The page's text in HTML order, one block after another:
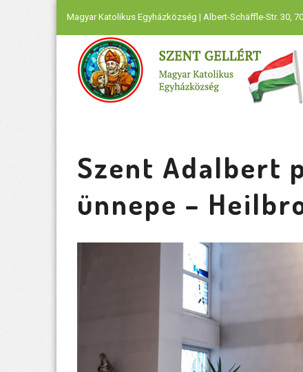
Magyar Katolikus Egyházközség | Albert-Schäffle-Str. 30,
Szent Adalbert
ünnepe –